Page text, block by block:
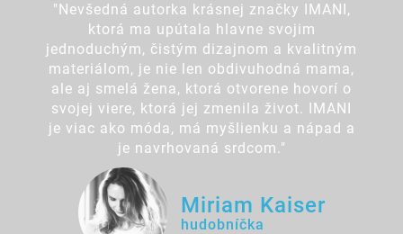
"Nevšedná autorka krásnej značky IMANI,
ktorá ma upútala hlavne svojim
jednoduchým, čistým dizajnom a kvalitným
materiálom, je nie len obdivuhodná mama,
ale aj smelá žena, ktorá otvorene hovorí o
svojej viere, ktorá jej zmenila život. IMANI
je viac ako móda, má myšlienku a nápad a
je navrhovaná srdcom."
Miriam Kaiser
hudobníčka